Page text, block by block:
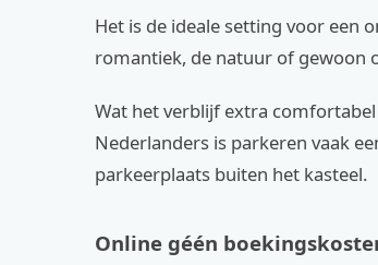
Het is de ideale setting voor een
romantiek, de natuur of gewoon
Wat het verblijf extra
Nederlanders is parkeren vaak
parkeerplaats buiten het kasteel.
Online géén